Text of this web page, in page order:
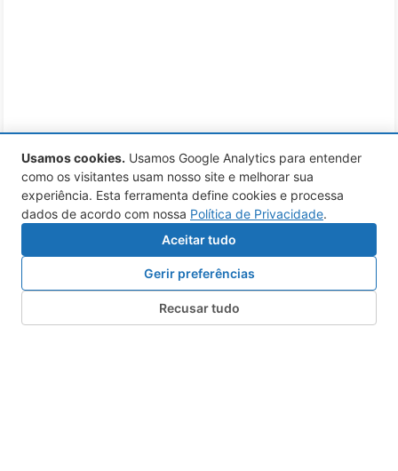
Usamos cookies. Usamos Google Analytics para entender
como os visitantes usam nosso site e melhorar sua
experiência. Esta ferramenta define cookies e processa
dados de acordo com nossa Política de Privacidade.
Aceitar tudo
Gerir preferências
Recusar tudo